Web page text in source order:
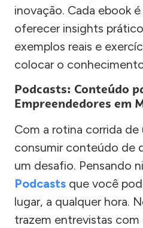
inovação. Cada ebook
oferecer insights
exemplos reais e
colocar o
Podcasts: Conteúdo
Empreendedores em
Com a rotina corrida
consumir conteúdo de
um desafio. Pensando
Podcasts que você
lugar, a qualquer hora.
trazem entrevistas com